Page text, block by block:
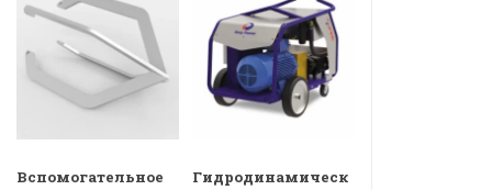
Вспомогательное Гидродинамическ